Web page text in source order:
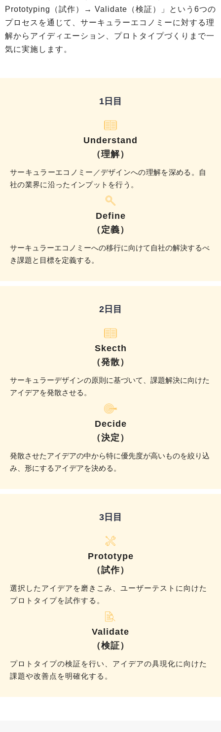
Prototyping（試作）→ Validate（検証）」という6つの
プロセスを通じて、サーキュラーエコノミーに対する理
解からアイディエーション、プロトタイプづくりまで一
気に実施します。
1日目
Understand
（理解）
サーキュラーエコノミー／デザインへの理解を深める。自
社の業界に沿ったインプットを行う。
Define
（定義）
サーキュラーエコノミーへの移行に向けて自社の解決するべ
き課題と目標を定義する。
2日目
Skecth
（発散）
サーキュラーデザインの原則に基づいて、課題解決に向けた
アイデアを発散させる。
Decide
（決定）
発散させたアイデアの中から特に優先度が高いものを絞り込
み、形にするアイデアを決める。
3日目
Prototype
（試作）
選択したアイデアを磨きこみ、ユーザーテストに向けた
プロトタイプを試作する。
Validate
（検証）
プロトタイプの検証を行い、アイデアの具現化に向けた
課題や改善点を明確化する。